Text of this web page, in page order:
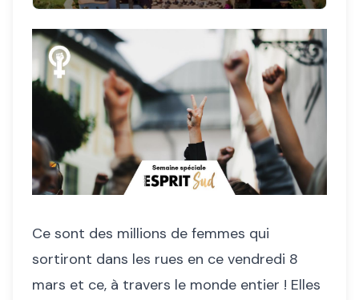
Ce sont des millions de femmes qui
sortiront dans les rues en ce vendredi 8
mars et ce, à travers le monde entier ! Elles